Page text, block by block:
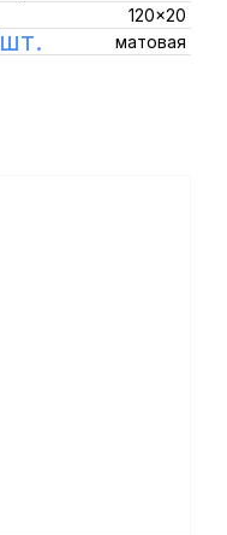
120x20
матовая